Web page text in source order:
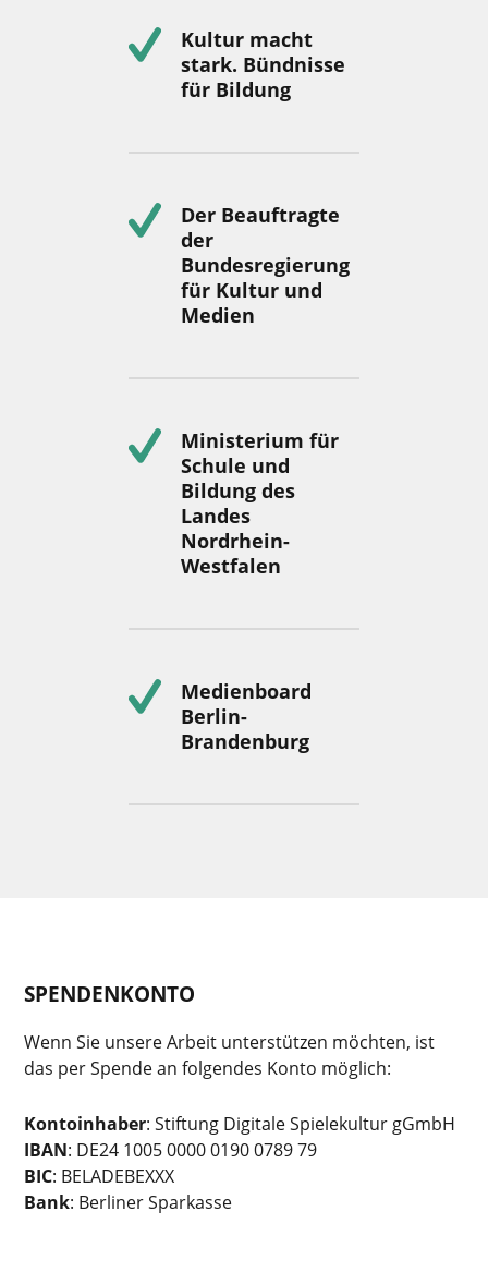
Kultur macht
stark. Bündnisse
für Bildung
Der Beauftragte
der
Bundesregierung
für Kultur und
Medien
Ministerium für
Schule und
Bildung des
Landes
Nordrhein-
Westfalen
Medienboard
Berlin-
Brandenburg
SPENDENKONTO
Wenn Sie unsere Arbeit unterstützen möchten, ist
das per Spende an folgendes Konto möglich:
Kontoinhaber: Stiftung Digitale Spielekultur gGmbH
IBAN: DE24 1005 0000 0190 0789 79
BIC: BELADEBEXXX
Bank: Berliner Sparkasse